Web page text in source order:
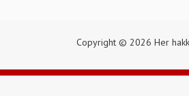
Copyright © 2026 Her hakkı